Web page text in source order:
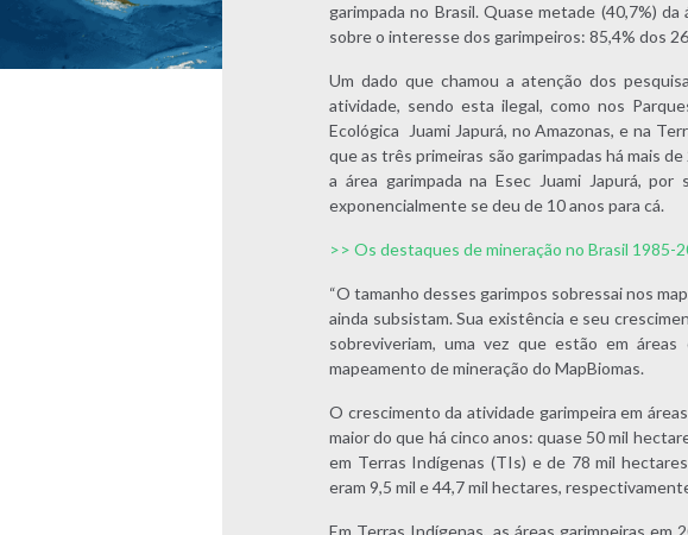
garimpada no Brasil. Quase metade (40,7%)
sobre o interesse dos garimpeiros: 85,4% dos
Um dado que chamou a atenção dos
atividade, sendo esta ilegal, como nos
Ecológica Juami Japurá, no Amazonas, e na
que as três primeiras são garimpadas há mais
a área garimpada na Esec Juami Japurá,
exponencialmente se deu de 10 anos para cá.
>> Os destaques de mineração no Brasil 1985-
“O tamanho desses garimpos sobressai nos
ainda subsistam. Sua existência e seu
sobreviveriam, uma vez que estão em
mapeamento de mineração do MapBiomas.
O crescimento da atividade garimpeira em
maior do que há cinco anos: quase 50 mil
em Terras Indígenas (TIs) e de 78 mil
eram 9,5 mil e 44,7 mil hectares,
Em Terras Indígenas, as áreas garimpeiras em